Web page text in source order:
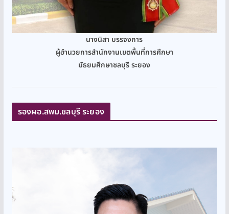
นางนิสา บรรจงการ
ผู้อำนวยการสำนักงานเขตพื้นที่การศึกษา
มัธยมศึกษาชลบุรี ระยอง
รองผอ.สพม.ชลบุรี ระยอง